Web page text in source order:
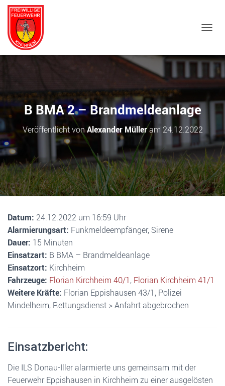
B BMA 2 – Brandmeldeanlage
Veröffentlicht vonAlexander Mülleram 24.12.2022
Datum: 24.12.2022 um 16:59 Uhr
Alarmierungsart: Funkmeldeempfänger, Sirene
Dauer: 15 Minuten
Einsatzart: B BMA – Brandmeldeanlage
Einsatzort: Kirchheim
Fahrzeuge: Florian Kirchheim 40/1, Florian Kirchheim 41/1
Weitere Kräfte: Florian Eppishausen 43/1, Polizei
Mindelheim, Rettungsdienst > Anfahrt abgebrochen
Einsatzbericht:
Die ILS Donau-Iller alarmierte uns gemeinsam mit der
Feuerwehr Eppishausen in Kirchheim zu einer ausgelösten